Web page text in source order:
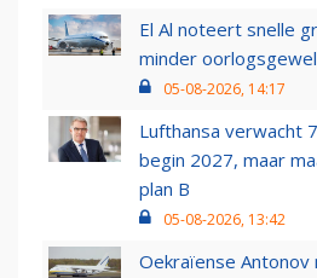
El Al noteert snelle
minder
05-08-2026, 14:17
Lufthansa verwacht
begin 2027, maar
plan B
05-08-2026, 13:42
Oekraïense